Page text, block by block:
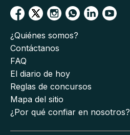
¿Quiénes somos?
Contáctanos
FAQ
El diario de hoy
Reglas de concursos
Mapa del sitio
¿Por qué confiar en nosotros?